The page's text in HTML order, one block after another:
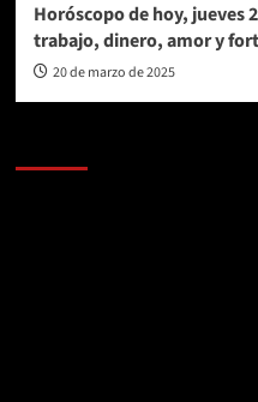
Horóscopo de hoy, jueves
trabajo, dinero, amor y
20 de marzo de 2025